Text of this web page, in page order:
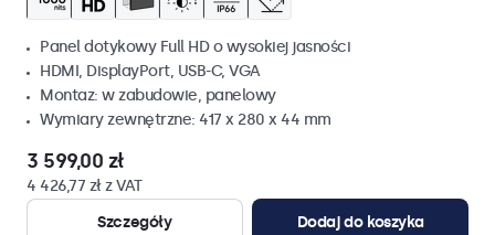
Panel dotykowy Full HD o wysokiej jasności
HDMI, DisplayPort, USB-C, VGA
Montaz: w zabudowie, panelowy
Wymiary zewnętrzne: 417 x 280 x 44 mm
3 599,00 zł
4 426,77 zł z VAT
Szczegóły
Dodaj do koszyka